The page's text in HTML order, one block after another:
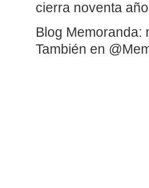
cierra noventa
Blog Memoranda:
También en